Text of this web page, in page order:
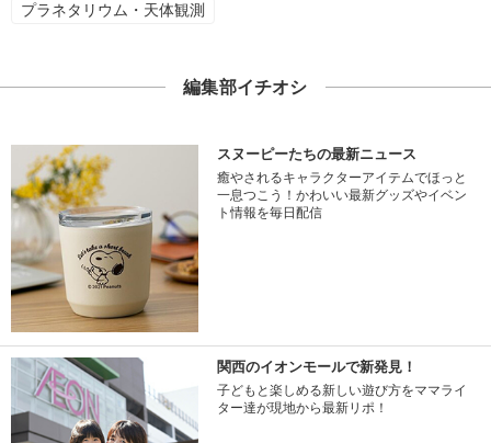
プラネタリウム・天体観測
編集部イチオシ
スヌーピーたちの最新ニュース
癒やされるキャラクターアイテムでほっと
一息つこう！かわいい最新グッズやイベン
ト情報を毎日配信
関西のイオンモールで新発見！
子どもと楽しめる新しい遊び方をママライ
ター達が現地から最新リポ！